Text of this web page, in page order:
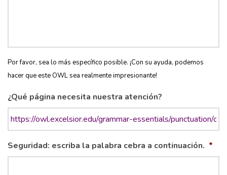
Por favor, sea lo más específico posible. ¡Con su ayuda, podemos
hacer que este OWL sea realmente impresionante!
¿Qué página necesita nuestra atención?
Seguridad: escriba la palabra cebra a continuación. *